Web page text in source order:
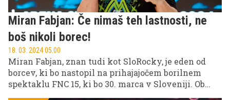
Miran Fabjan: Če nimaš teh lastnosti, ne
boš nikoli borec!
18. 03. 2024 05.00
Miran Fabjan, znan tudi kot SloRocky, je eden od
borcev, ki bo nastopil na prihajajočem borilnem
spektaklu FNC 15, ki bo 30. marca v Sloveniji. Ob